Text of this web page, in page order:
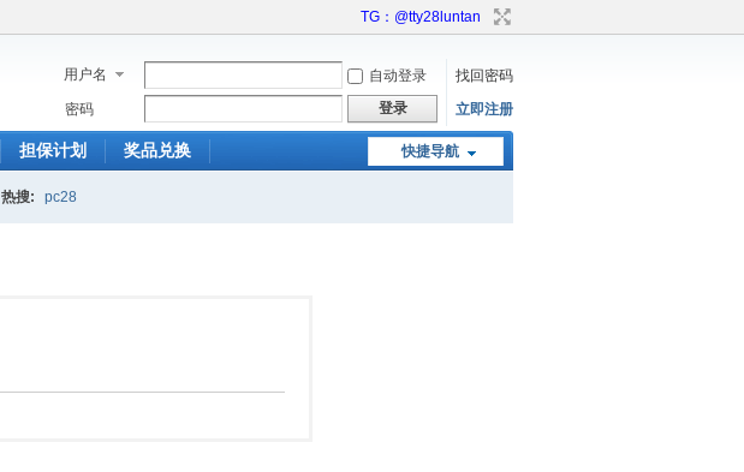
TG：@tty28luntan
用户名 自动登录
找回密码
密码
登录 立即注册
快捷导航
担保计划 奖品兑换
热搜: pc28